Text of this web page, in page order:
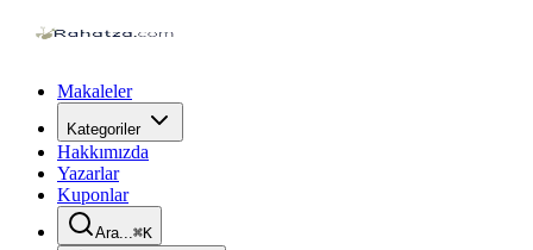
Makaleler
Kategoriler
Hakkımızda
Yazarlar
Kuponlar
Ara...⌘K